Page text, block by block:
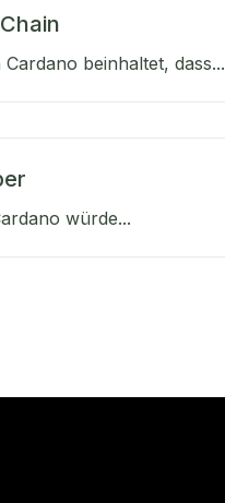
beinhaltet, dass...
würde...